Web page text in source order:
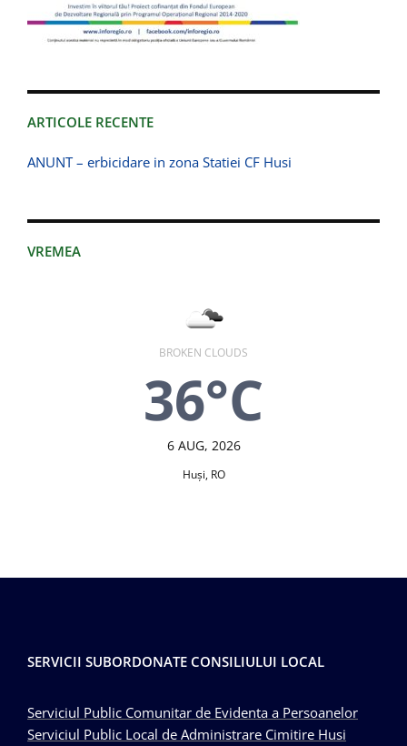
ARTICOLE RECENTE
ANUNT – erbicidare in zona Statiei CF Husi
VREMEA
BROKEN CLOUDS
36°C
6 AUG, 2026
Huşi, RO
SERVICII SUBORDONATE CONSILIULUI LOCAL
Serviciul Public Comunitar de Evidenta a Persoanelor
Serviciul Public Local de Administrare Cimitire Husi